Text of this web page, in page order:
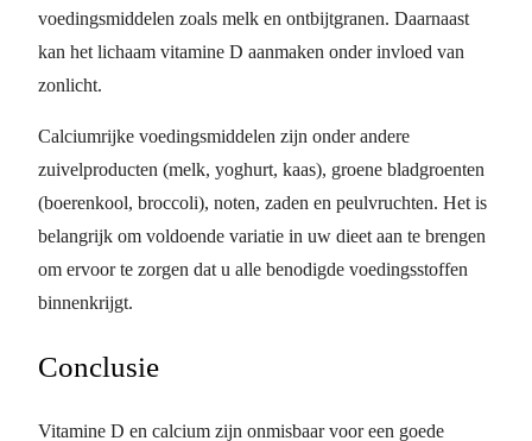
voedingsmiddelen zoals melk en ontbijtgranen. Daarnaast
kan het lichaam vitamine D aanmaken onder invloed van
zonlicht.
Calciumrijke voedingsmiddelen zijn onder andere
zuivelproducten (melk, yoghurt, kaas), groene bladgroenten
(boerenkool, broccoli), noten, zaden en peulvruchten. Het is
belangrijk om voldoende variatie in uw dieet aan te brengen
om ervoor te zorgen dat u alle benodigde voedingsstoffen
binnenkrijgt.
Conclusie
Vitamine D en calcium zijn onmisbaar voor een goede